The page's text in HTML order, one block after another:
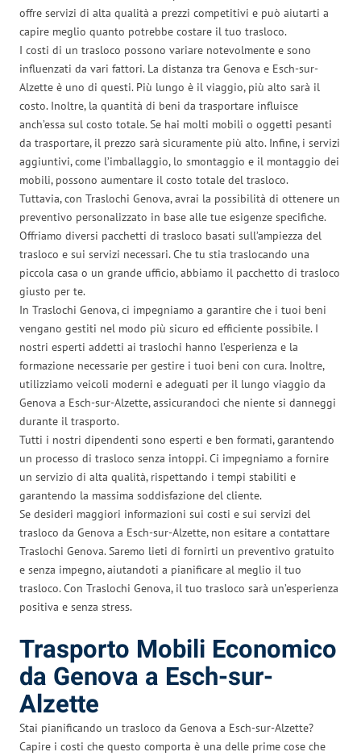
offre servizi di alta qualità a prezzi competitivi e può aiutarti a
capire meglio quanto potrebbe costare il tuo trasloco.
I costi di un trasloco possono variare notevolmente e sono
influenzati da vari fattori. La distanza tra Genova e Esch-sur-
Alzette è uno di questi. Più lungo è il viaggio, più alto sarà il
costo. Inoltre, la quantità di beni da trasportare influisce
anch’essa sul costo totale. Se hai molti mobili o oggetti pesanti
da trasportare, il prezzo sarà sicuramente più alto. Infine, i servizi
aggiuntivi, come l’imballaggio, lo smontaggio e il montaggio dei
mobili, possono aumentare il costo totale del trasloco.
Tuttavia, con Traslochi Genova, avrai la possibilità di ottenere un
preventivo personalizzato in base alle tue esigenze specifiche.
Offriamo diversi pacchetti di trasloco basati sull’ampiezza del
trasloco e sui servizi necessari. Che tu stia traslocando una
piccola casa o un grande ufficio, abbiamo il pacchetto di trasloco
giusto per te.
In Traslochi Genova, ci impegniamo a garantire che i tuoi beni
vengano gestiti nel modo più sicuro ed efficiente possibile. I
nostri esperti addetti ai traslochi hanno l’esperienza e la
formazione necessarie per gestire i tuoi beni con cura. Inoltre,
utilizziamo veicoli moderni e adeguati per il lungo viaggio da
Genova a Esch-sur-Alzette, assicurandoci che niente si danneggi
durante il trasporto.
Tutti i nostri dipendenti sono esperti e ben formati, garantendo
un processo di trasloco senza intoppi. Ci impegniamo a fornire
un servizio di alta qualità, rispettando i tempi stabiliti e
garantendo la massima soddisfazione del cliente.
Se desideri maggiori informazioni sui costi e sui servizi del
trasloco da Genova a Esch-sur-Alzette, non esitare a contattare
Traslochi Genova. Saremo lieti di fornirti un preventivo gratuito
e senza impegno, aiutandoti a pianificare al meglio il tuo
trasloco. Con Traslochi Genova, il tuo trasloco sarà un’esperienza
positiva e senza stress.
Trasporto Mobili Economico
da Genova a Esch-sur-
Alzette
Stai pianificando un trasloco da Genova a Esch-sur-Alzette?
Capire i costi che questo comporta è una delle prime cose che